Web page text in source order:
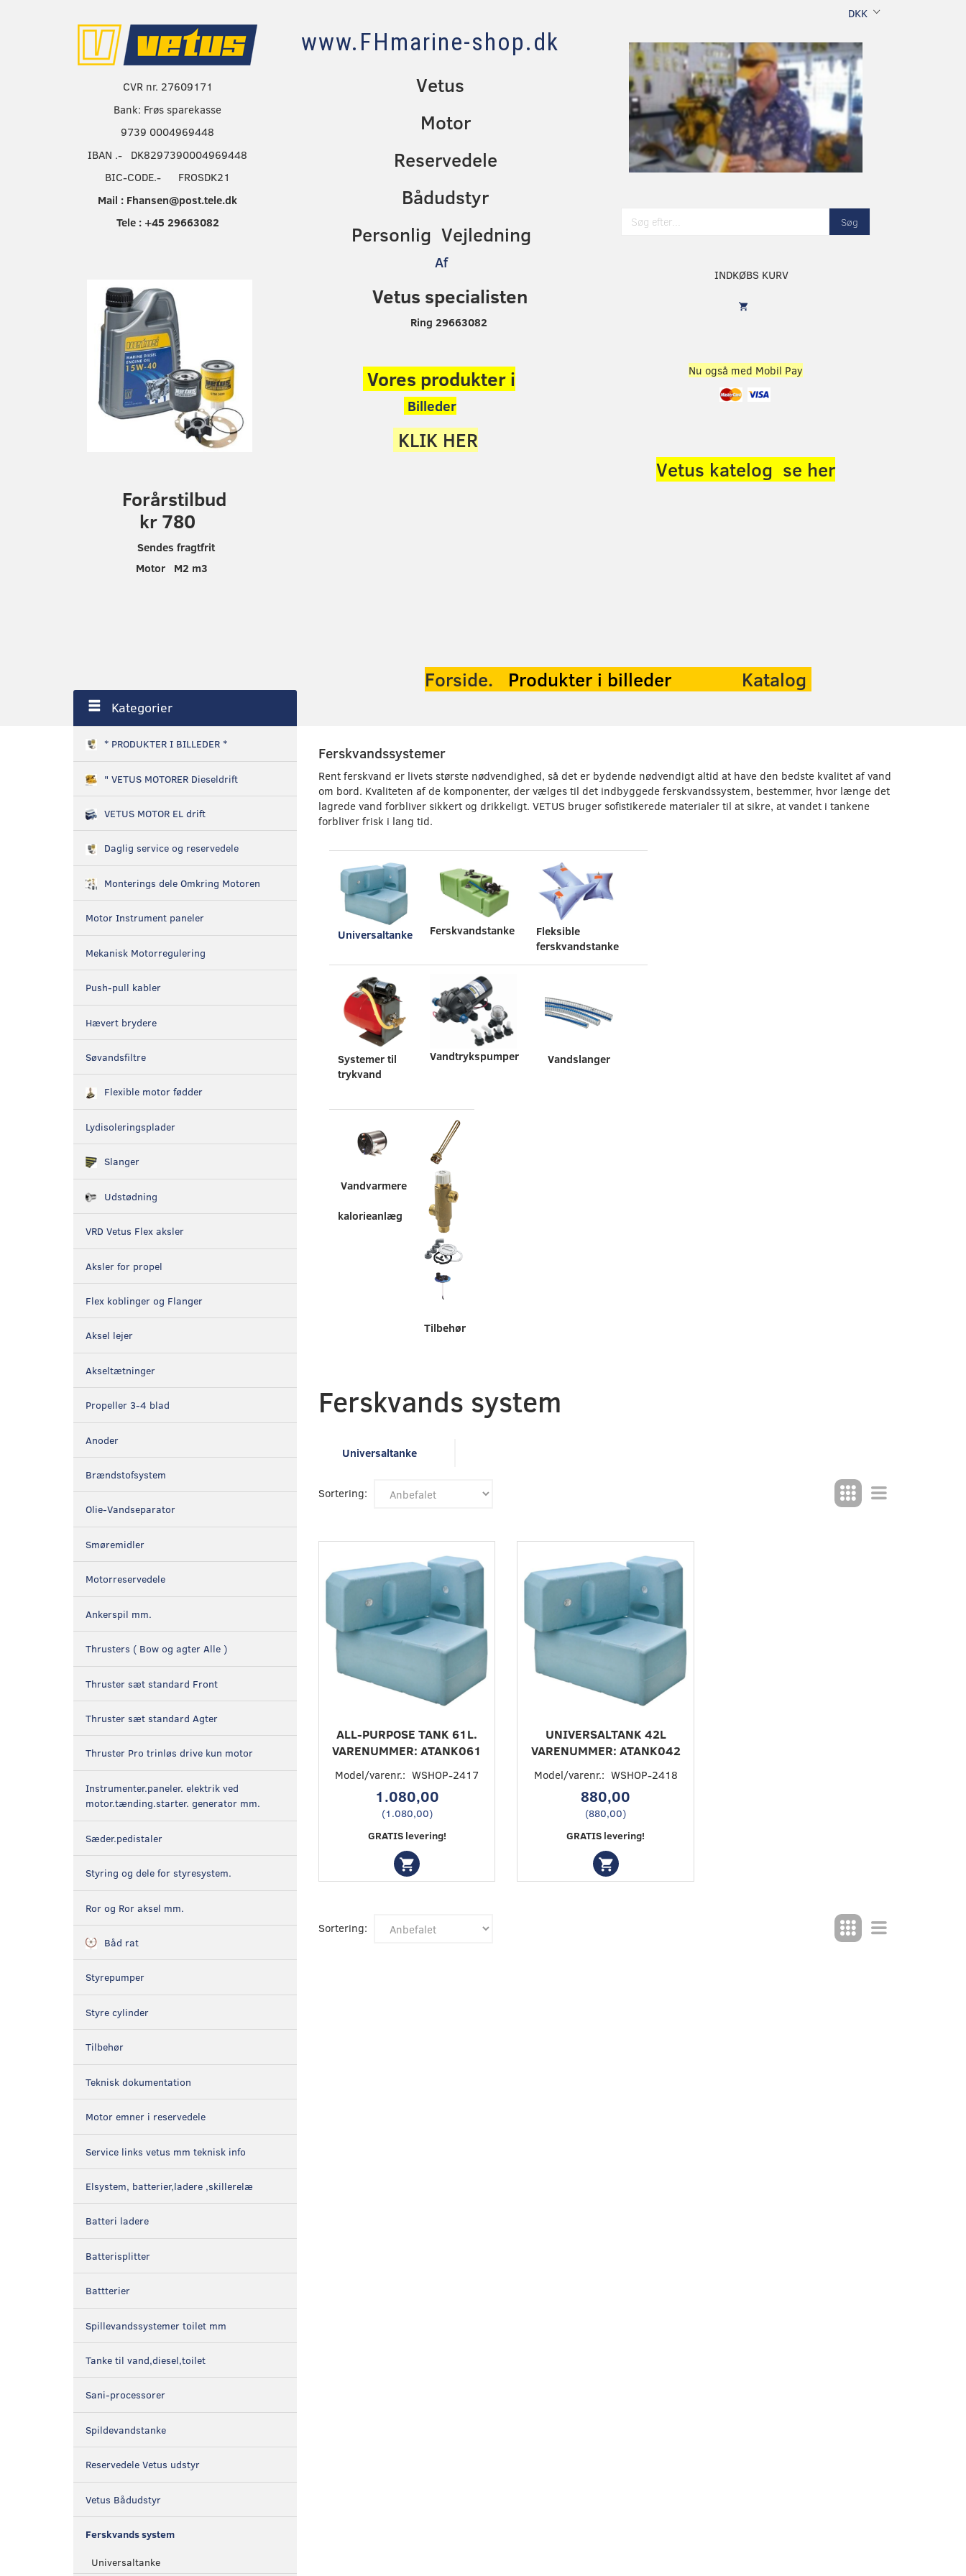
DKK
CVR nr. 27609171
Bank: Frøs sparekasse
9739 0004969448
IBAN .- DK8297390004969448
BIC-CODE.- FROSDK21
Mail : Fhansen@post.tele.dk
Tele : +45 29663082
Forårstilbud
kr 780
Sendes fragtfrit
Motor M2 m3
www.FHmarine-shop.dk
Vetus
Motor
Reservedele
Bådudstyr
Personlig Vejledning
Af
Vetus specialisten
Ring 29663082
Vores produkter i
Billeder
KLIK HER
Søg
INDKØBS KURV
Nu også med Mobil Pay
Vetus katelog se her
Forside. Produkter i billeder Katalog
Kategorier
* PRODUKTER I BILLEDER *
" VETUS MOTORER Dieseldrift
VETUS MOTOR EL drift
Daglig service og reservedele
Monterings dele Omkring Motoren
Motor Instrument paneler
Mekanisk Motorregulering
Push-pull kabler
Hævert brydere
Søvandsfiltre
Flexible motor fødder
Lydisoleringsplader
Slanger
Udstødning
VRD Vetus Flex aksler
Aksler for propel
Flex koblinger og Flanger
Aksel lejer
Akseltætninger
Propeller 3-4 blad
Anoder
Brændstofsystem
Olie-Vandseparator
Smøremidler
Motorreservedele
Ankerspil mm.
Thrusters ( Bow og agter Alle )
Thruster sæt standard Front
Thruster sæt standard Agter
Thruster Pro trinløs drive kun motor
Instrumenter.paneler. elektrik ved
motor.tænding.starter. generator mm.
Sæder.pedistaler
Styring og dele for styresystem.
Ror og Ror aksel mm.
Båd rat
Styrepumper
Styre cylinder
Tilbehør
Teknisk dokumentation
Motor emner i reservedele
Service links vetus mm teknisk info
Elsystem, batterier,ladere ,skillerelæ
Batteri ladere
Batterisplitter
Battterier
Spillevandssystemer toilet mm
Tanke til vand,diesel,toilet
Sani-processorer
Spildevandstanke
Reservedele Vetus udstyr
Vetus Bådudstyr
Ferskvands system
Universaltanke
Ferskvandssystemer
Rent ferskvand er livets største nødvendighed, så det er bydende nødvendigt altid at have den bedste kvalitet af vand
om bord. Kvaliteten af de komponenter, der vælges til det indbyggede ferskvandssystem, bestemmer, hvor længe det
lagrede vand forbliver sikkert og drikkeligt. VETUS bruger sofistikerede materialer til at sikre, at vandet i tankene
forbliver frisk i lang tid.
Universaltanke Ferskvandstanke
Fleksible
ferskvandstanke
Systemer til
trykvand
Vandtrykspumper Vandslanger
Vandvarmere
kalorieanlæg
Tilbehør
Ferskvands system
Universaltanke
Sortering:
ALL-PURPOSE TANK 61L.
VARENUMMER: ATANK061
Model/varenr.: WSHOP-2417
1.080,00
(1.080,00)
GRATIS levering!
UNIVERSALTANK 42L
VARENUMMER: ATANK042
Model/varenr.: WSHOP-2418
880,00
(880,00)
GRATIS levering!
Sortering: